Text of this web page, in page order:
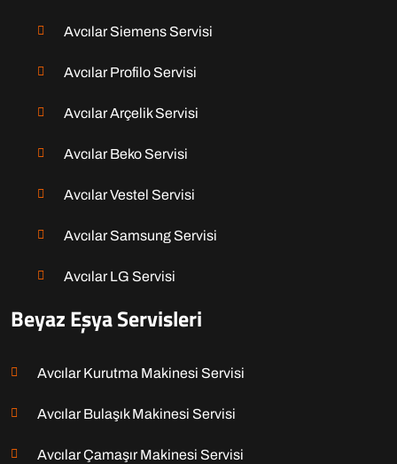
Avcılar Siemens Servisi
Avcılar Profilo Servisi
Avcılar Arçelik Servisi
Avcılar Beko Servisi
Avcılar Vestel Servisi
Avcılar Samsung Servisi
Avcılar LG Servisi
Beyaz Eşya Servisleri
Avcılar Kurutma Makinesi Servisi
Avcılar Bulaşık Makinesi Servisi
Avcılar Çamaşır Makinesi Servisi